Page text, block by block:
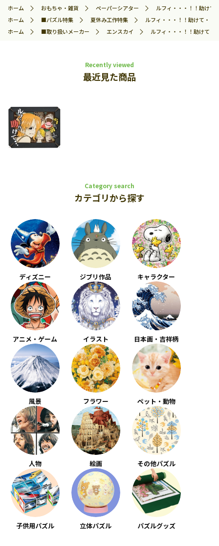
ホーム おもちゃ・雑貨 ペーパーシアター
ルフィ・・・！！助け
ホーム
■パズル特集 夏休み工作特集
ルフィ・・・！！助けて・
ホーム
■取り扱いメーカー エンスカイ ルフィ・・・！！助けて
Recently viewed
最近見た商品
Category search
カテゴリから探す
ディズニー ジブリ作品 キャラクター
アニメ・ゲーム イラスト 日本画・吉祥柄
風景 フラワー ペット・動物
人物 絵画 その他パズル
子供用パズル 立体パズル パズルグッズ